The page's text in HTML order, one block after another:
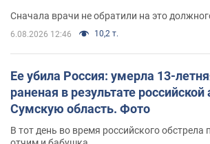
Сначала врачи не обратили на это
6.08.2026 12:46 10,2 т.
Ее убила Россия: умерла 13-
раненая в результате российской
Сумскую область. Фото
В тот день во время российского обстрела